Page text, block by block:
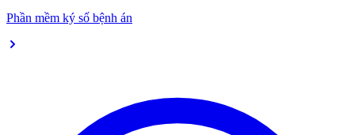
Phần mềm ký số bệnh án